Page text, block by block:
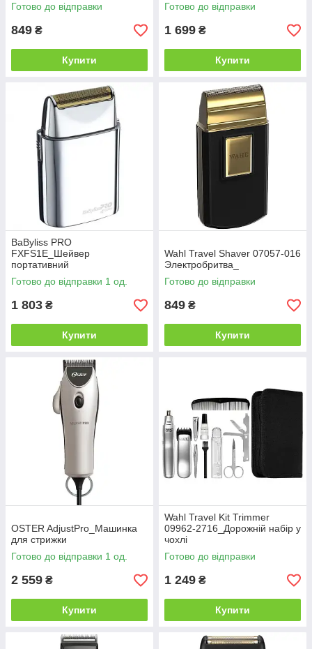
Готово до відправки
849 ₴
Купити
Готово до відправки
1 699 ₴
Купити
BaByliss PRO
FXFS1E_Шейвер
портативний
Готово до відправки 1 од.
1 803 ₴
Купити
Wahl Travel Shaver 07057-016
Электробритва_
Готово до відправки
849 ₴
Купити
OSTER AdjustPro_Машинка
для стрижки
Готово до відправки 1 од.
2 559 ₴
Купити
Wahl Travel Kit Trimmer
09962-2716_Дорожній набір у
чохлі
Готово до відправки
1 249 ₴
Купити